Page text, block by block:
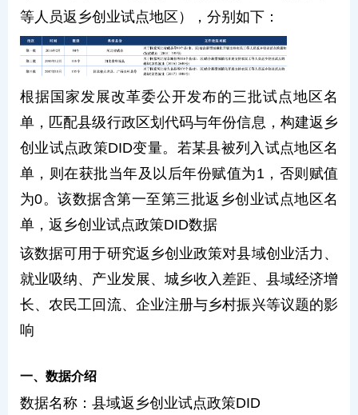
等人员返乡创业试点地区），分别如下：
根据国家发展改革委公开发布的三批试点地区名
单，匹配县级行政区划代码与年份信息，构建返乡
创业试点政策DID变量。若某县被列入试点地区名
单，则在获批当年及以后年份赋值为1，否则赋值
为0。该数据含第一至第三批返乡创业试点地区名
单，返乡创业试点政策DID数据
该数据可用于研究返乡创业政策对县域创业活力、
就业吸纳、产业发展、城乡收入差距、县域经济增
长、农民工回流、企业注册与乡村振兴等议题的影
响
一、数据介绍
数据名称：县域返乡创业试点政策DID